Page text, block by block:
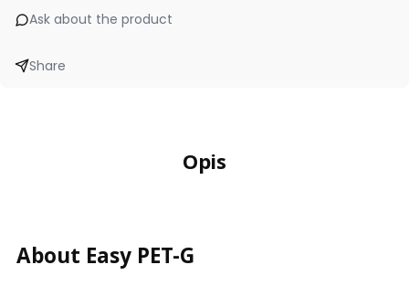
Ask about the product
Share
Opis
About Easy PET-G